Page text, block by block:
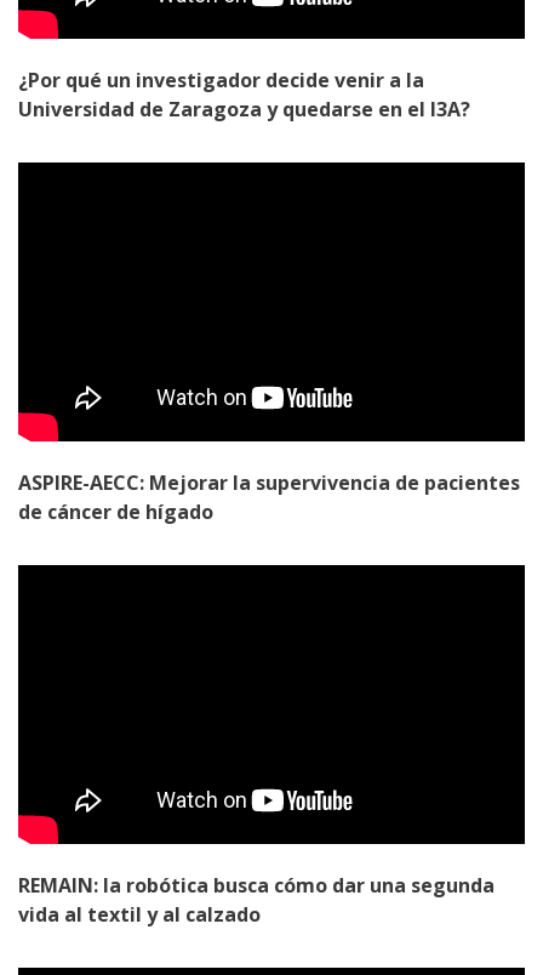
¿Por qué un investigador decide venir a la
Universidad de Zaragoza y quedarse en el I3A?
ASPIRE-AECC: Mejorar la supervivencia de pacientes
de cáncer de hígado
REMAIN: la robótica busca cómo dar una segunda
vida al textil y al calzado